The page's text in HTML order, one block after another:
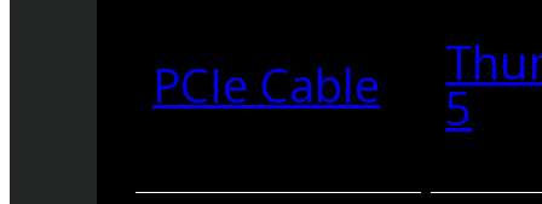
PCIe Cable 5